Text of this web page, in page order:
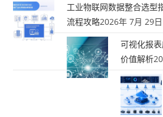
工业物联网数据整合选型
流程攻略2026年 7月 29日
可视化报
价值解析